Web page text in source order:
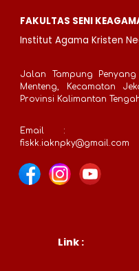
FAKULTAS SENI
Institut Agama Kristen
Jalan Tampung
Menteng, Kecamatan
Provinsi Kalimantan
Email
:
fiskk.iaknpky@gmail.com
Link :